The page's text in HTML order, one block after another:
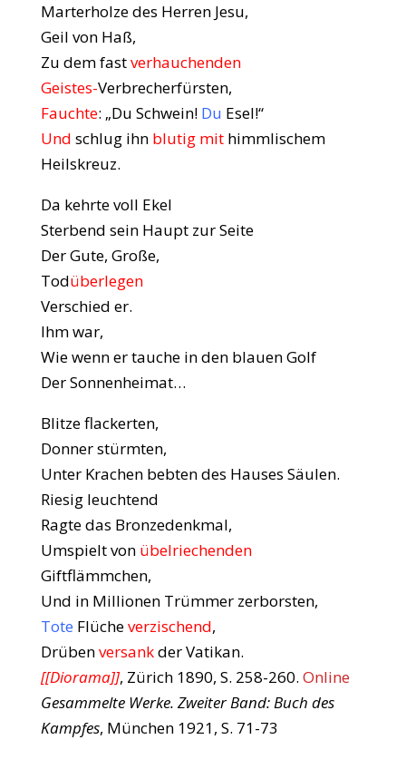
Marterholze des Herren Jesu,
Geil von Haß,
Zu dem fastverhauchenden
Geistes-Verbrecherfürsten,
Fauchte: „Du Schwein! Du Esel!“
Und schlug ihn blutig mithimmlischem
Heilskreuz.
Da kehrte voll Ekel
Sterbend sein Haupt zur Seite
Der Gute, Große,
Todüberlegen
Verschied er.
Ihm war,
Wie wenn er tauche in den blauen Golf
Der Sonnenheimat…
Blitze flackerten,
Donner stürmten,
Unter Krachen bebten des Hauses Säulen.
Riesig leuchtend
Ragte das Bronzedenkmal,
Umspielt von übelriechenden
Giftflämmchen,
Und in Millionen Trümmer zerborsten,
Tote Flücheverzischend,
Drübenversankder Vatikan.
[[Diorama]], Zürich 1890, S. 258-260. Online
Gesammelte Werke. Zweiter Band: Buch des
Kampfes, München 1921, S. 71-73